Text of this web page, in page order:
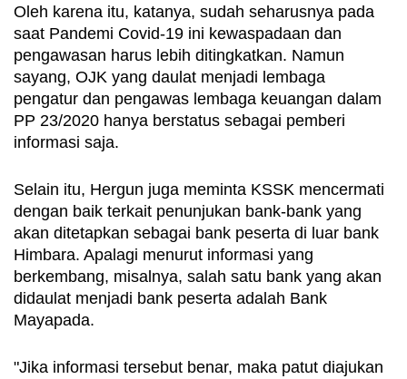
Oleh karena itu, katanya, sudah seharusnya pada
saat Pandemi Covid-19 ini kewaspadaan dan
pengawasan harus lebih ditingkatkan. Namun
sayang, OJK yang daulat menjadi lembaga
pengatur dan pengawas lembaga keuangan dalam
PP 23/2020 hanya berstatus sebagai pemberi
informasi saja.
Selain itu, Hergun juga meminta KSSK mencermati
dengan baik terkait penunjukan bank-bank yang
akan ditetapkan sebagai bank peserta di luar bank
Himbara. Apalagi menurut informasi yang
berkembang, misalnya, salah satu bank yang akan
didaulat menjadi bank peserta adalah Bank
Mayapada.
"Jika informasi tersebut benar, maka patut diajukan